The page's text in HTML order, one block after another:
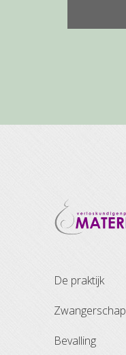
de praktijk
zwangerschap
bevalling